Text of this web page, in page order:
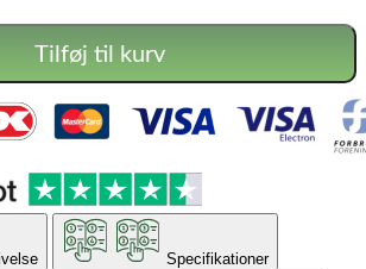
Tilføj til kurv
Specifikationer